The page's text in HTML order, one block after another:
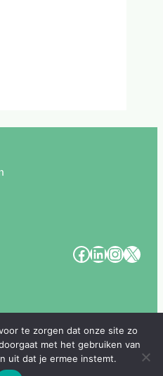
####
2025. All Rights Reserved.
te zorgen dat onze site zo
met het gebruiken van
uit dat je ermee instemt.